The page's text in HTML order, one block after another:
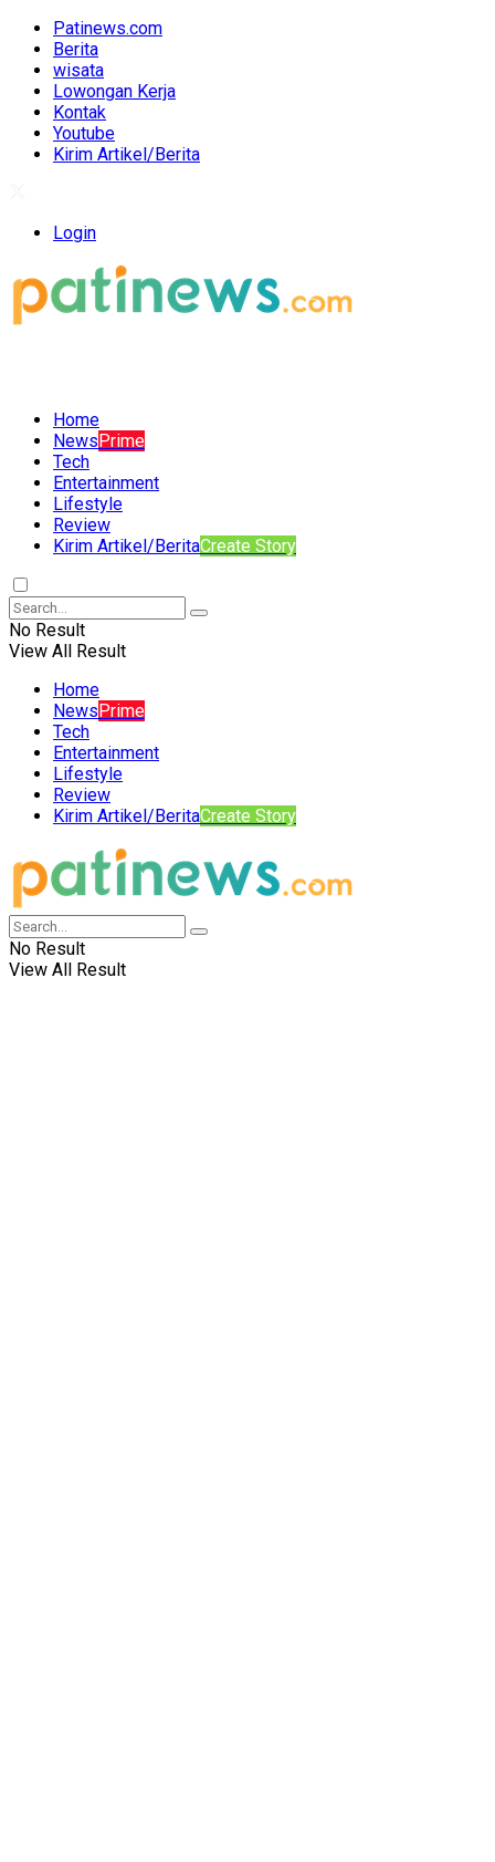
Patinews.com
Berita
wisata
Lowongan Kerja
Kontak
Youtube
Kirim Artikel/Berita
Login
Home
NewsPrime
Tech
Entertainment
Lifestyle
Review
Kirim Artikel/BeritaCreate Story
No Result
View All Result
Home
NewsPrime
Tech
Entertainment
Lifestyle
Review
Kirim Artikel/BeritaCreate Story
No Result
View All Result